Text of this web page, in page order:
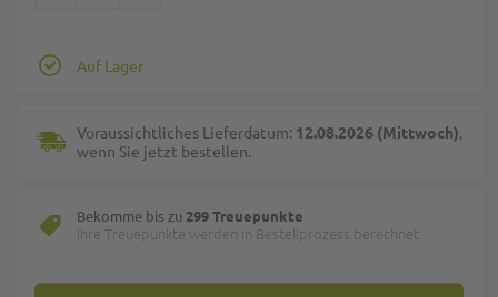
Auf Lager
Voraussichtliches Lieferdatum: 12.08.2026 (Mittwoch),
wenn Sie jetzt bestellen.
Bekomme bis zu 299 Treuepunkte
Ihre Treuepunkte werden in Bestellprozess berechnet.